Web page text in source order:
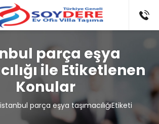
parça eşya
ile Etiketlenen
Konular
istanbul parça eşya taşımacılığıEtiketi